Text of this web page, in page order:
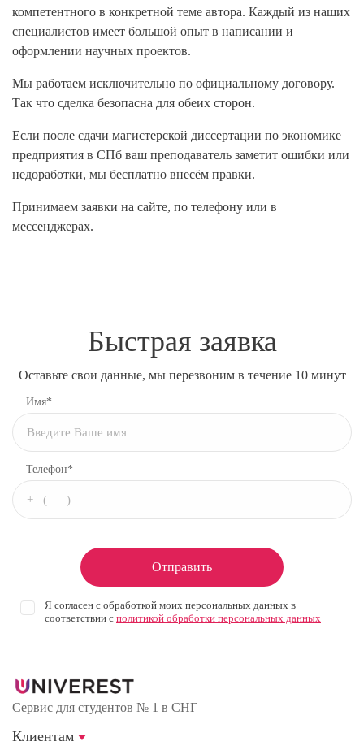
компетентного в конкретной теме автора. Каждый из наших
специалистов имеет большой опыт в написании и
оформлении научных проектов.
Мы работаем исключительно по официальному договору.
Так что сделка безопасна для обеих сторон.
Если после сдачи магистерской диссертации по экономике
предприятия в СПб ваш преподаватель заметит ошибки или
недоработки, мы бесплатно внесём правки.
Принимаем заявки на сайте, по телефону или в
мессенджерах.
Быстрая заявка
Оставьте свои данные, мы перезвоним в течение 10 минут
Имя*
Телефон*
Отправить
Я согласен с обработкой моих персональных данных в
соответствии с политикой обработки персональных данных
Сервис для студентов № 1 в СНГ
Клиентам